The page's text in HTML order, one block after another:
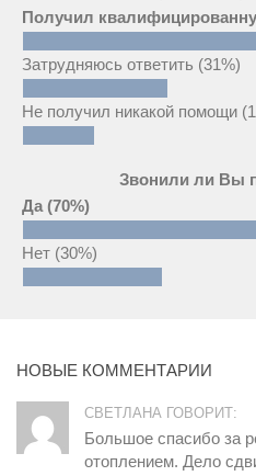
Получил
Затрудняюсь ответить (31%)
Не получил никакой помощи
Звонили ли Вы
Да (70%)
Нет (30%)
НОВЫЕ КОММЕНТАРИИ
СВЕТЛАНА ГОВОРИТ:
Большое спасибо за
отоплением. Дело